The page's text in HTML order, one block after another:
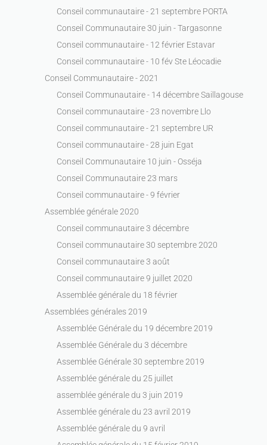
Conseil communautaire - 21 septembre PORTA
Conseil Communautaire 30 juin - Targasonne
Conseil communautaire - 12 février Estavar
Conseil communautaire - 10 fév Ste Léocadie
Conseil Communautaire - 2021
Conseil Communautaire - 14 décembre Saillagouse
Conseil communautaire - 23 novembre Llo
Conseil communautaire - 21 septembre UR
Conseil communautaire - 28 juin Egat
Conseil Communautaire 10 juin - Osséja
Conseil Communautaire 23 mars
Conseil communautaire - 9 février
Assemblée générale 2020
Conseil communautaire 3 décembre
Conseil communautaire 30 septembre 2020
Conseil communautaire 3 août
Conseil communautaire 9 juillet 2020
Assemblée générale du 18 février
Assemblées générales 2019
Assemblée Générale du 19 décembre 2019
Assemblée Générale du 3 décembre
Assemblée Générale 30 septembre 2019
Assemblée générale du 25 juillet
assemblée générale du 3 juin 2019
Assemblée générale du 23 avril 2019
Assemblée générale du 9 avril